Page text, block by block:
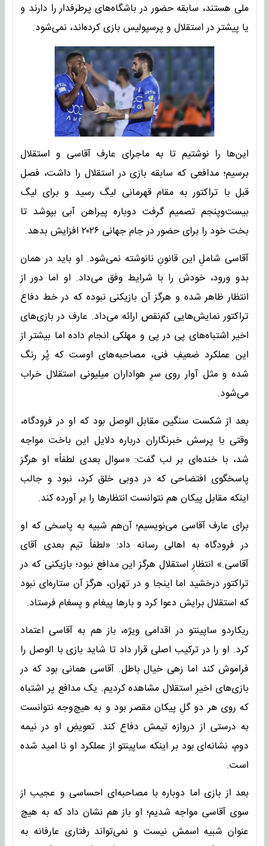
ملی هستند، سابقه حضور در باشگاه‌های پرطرفدار را دارند و
یا پیشتر در استقلال و پرسپولیس بازی کرده‌اند، نمی‌شود.
این‌ها را نوشتیم تا به ماجرای عارف آقاسی و استقلال
برسیم؛ مدافعی که سابقه بازی در استقلال را داشت، فصل
قبل با تراکتور به مقام قهرمانی لیگ رسید و برای لیگ
بیست‌وپنجم تصمیم گرفت دوباره پیراهن آبی بپوشد تا
بخت خود را برای حضور در جام جهانی ۲۰۲۶ افزایش بدهد.
آقاسی شاملِ این قانونِ نانوشته نمی‌شود. او باید در همان
بدو ورود، خودش را با شرایط وفق می‌داد. او اما دور از
انتظار ظاهر شده و هرگز آن بازیکنی نبوده که در خط دفاع
تراکتور نمایش‌هایی کم‌نقص ارائه می‌داد. عارف در بازی‌های
اخیر اشتباه‌های پی در پی و مهلکی انجام داده اما بیشتر از
این عملکرد ضعیفِ فنی، مصاحبه‌های اوست که پُر رنگ
شده و مثل آوار روی سرِ هواداران میلیونی استقلال خراب
می‌شود.
بعد از شکست سنگین مقابل الوصل بود که او در فرودگاه،
وقتی با پرسش خبرنگاران درباره دلایل این باخت مواجه
شد، با خنده‌ای بر لب گفت: «سوال بعدی لطفاً» او هرگز
پاسخگوی افتضاحی که در دوبی خلق کرد، نبود و جالب
اینکه مقابل پیکان هم نتوانست انتظارها را بر آورده کند.
برای عارف آقاسی می‌نویسیم؛ آن‌هم شبیه به پاسخی که او
در فرودگاه به اهالی رسانه داد: «لطفاً تیم بعدی آقای
آقاسی.» انتظارِ استقلال هرگز این مدافع نبود؛ بازیکنی که در
تراکتور درخشید اما اینجا و در تهران، هرگز آن ستاره‌ای نبود
که استقلال برایش دعوا کرد و بارها پیغام و پسغام فرستاد.
ریکاردو ساپینتو در اقدامی ویژه، باز هم به آقاسی اعتماد
کرد. او را در ترکیب اصلی قرار داد تا شاید بازی با الوصل را
فراموش کند اما زهی خیال باطل. آقاسی همانی بود که در
بازی‌های اخیرِ استقلال مشاهده کردیم. یک مدافع پر اشتباه
که روی هر دو گلِ پیکان مقصر بود و به هیچ‌وجه نتوانست
به درستی از دروازه تیمش دفاع کند. تعویضِ او در نیمه
دوم، نشانه‌ای بود بر اینکه ساپینتو از عملکرد او نا امید شده
است.
بعد از بازی اما دوباره با مصاحبه‌ای احساسی و عجیب از
سوی آقاسی مواجه شدیم؛ او باز هم نشان داد که به هیچ
عنوان شبیه اسمش نیست و نمی‌تواند رفتاری عارفانه به